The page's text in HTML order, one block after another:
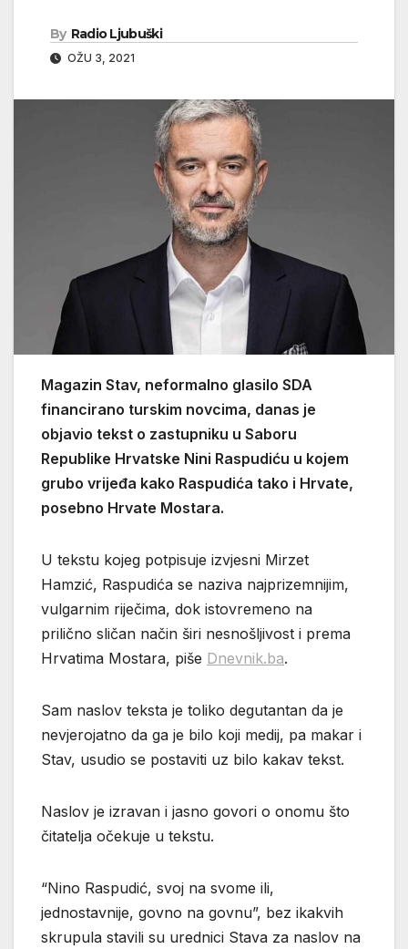
By Radio Ljubuški
OŽU 3, 2021
Magazin Stav, neformalno glasilo SDA
financirano turskim novcima, danas je
objavio tekst o zastupniku u Saboru
Republike Hrvatske Nini Raspudiću u kojem
grubo vrijeđa kako Raspudića tako i Hrvate,
posebno Hrvate Mostara.
U tekstu kojeg potpisuje izvjesni Mirzet
Hamzić, Raspudića se naziva najprizemnijim,
vulgarnim riječima, dok istovremeno na
prilično sličan način širi nesnošljivost i prema
Hrvatima Mostara, piše Dnevnik.ba.
Sam naslov teksta je toliko degutantan da je
nevjerojatno da ga je bilo koji medij, pa makar i
Stav, usudio se postaviti uz bilo kakav tekst.
Naslov je izravan i jasno govori o onomu što
čitatelja očekuje u tekstu.
“Nino Raspudić, svoj na svome ili,
jednostavnije, govno na govnu”, bez ikakvih
skrupula stavili su urednici Stava za naslov na